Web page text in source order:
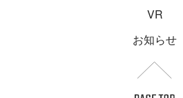
VR
お知らせ